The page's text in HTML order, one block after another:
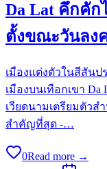
Da Lat คึกคัก
ตั้งขณะวันลง
เมืองแต่งตัวในสีสัน
เมืองบนเทือกเขา
เวียดนามเตรียมตัวส
สำคัญที่สุด -…
0Read more →